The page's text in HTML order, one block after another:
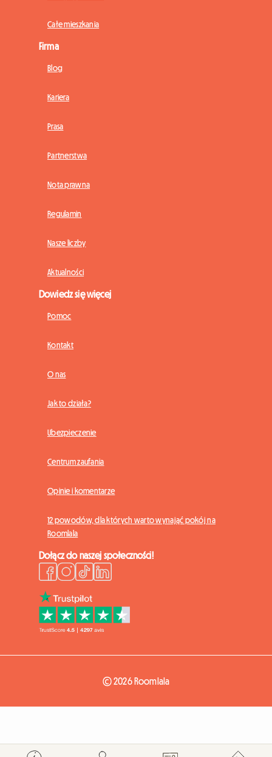
Całe mieszkania
Firma
Blog
Kariera
Prasa
Partnerstwa
Nota prawna
Regulamin
Nasze liczby
Aktualności
Dowiedz się więcej
Pomoc
Kontakt
O nas
Jak to działa?
Ubezpieczenie
Centrum zaufania
Opinie i komentarze
12 powodów, dla których warto wynająć pokój na
Roomlala
Dołącz do naszej społeczności!
© 2026 Roomlala